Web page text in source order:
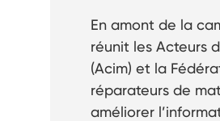
En amont de la
réunit les Acteurs
(Acim) et la
réparateurs de
améliorer